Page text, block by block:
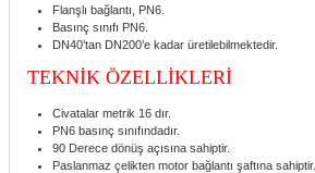
Flanşlı bağlantı, PN6.
Basınç sınıfı PN6.
DN40’tan DN200’e kadar üretilebilmektedir.
TEKNİK ÖZELLİKLERİ
Civatalar metrik 16 dır.
PN6 basınç sınıfındadır.
90 Derece dönüş açısına sahiptir.
Paslanmaz çelikten motor bağlantı şaftına sahiptir.